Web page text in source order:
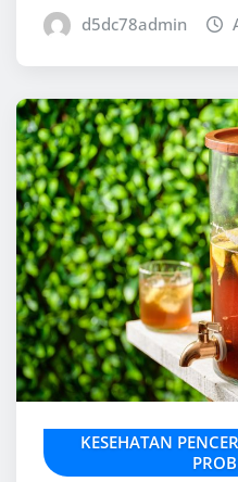
d5dc78admin
KESEHATAN